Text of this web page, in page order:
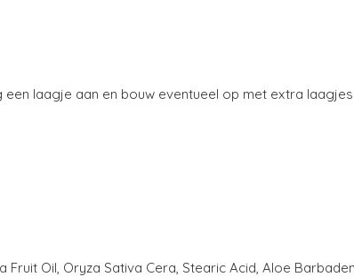
laagje aan en bouw eventueel op met extra
Oil, Oryza Sativa Cera, Stearic Acid, Aloe